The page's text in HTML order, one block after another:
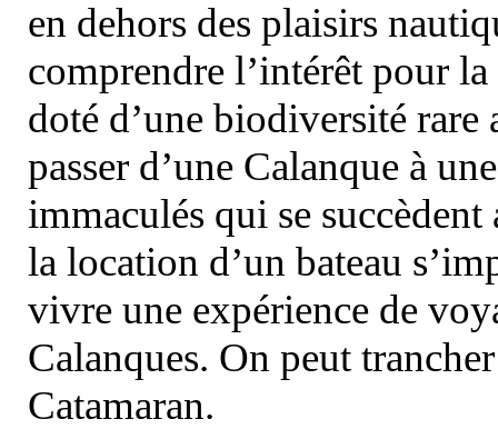
en dehors des plaisirs
comprendre l’intérêt pour
doté d’une biodiversité
passer d’une Calanque à
immaculés qui se
la location d’un bateau
vivre une expérience de
Calanques. On peut
Catamaran.